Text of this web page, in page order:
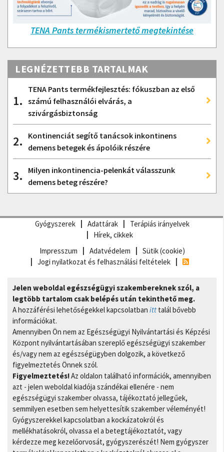
TENA Pants termékismertető megtekintése
LEGNÉZETTEBB TARTALMAK
1.
TENA Pants termékfejlesztés: fókuszban az első
számú felhasználói elvárás, a
szivárgásbiztonság
2.
Kontinenciát segítő tanácsok inkontinens
demens betegek és ápolóik részére
3.
Milyen inkontinencia-pelenkát válasszunk
demens beteg részére?
Gyógyszerek Adattárak
Terápiás irányelvek
Hírek, cikkek
Impresszum
Adatvédelem
Sütik (cookie)
Jogi nyilatkozat és felhasználási feltételek
Jelen weboldal egészségügyi szakembereknek szól, a
legtöbb tartalom csak belépés után tekinthető meg.
A hozzáférési lehetőségekkel kapcsolatban itt talál bővebb
információkat.
Amennyiben Ön nem az Egészségügyi Nyilvántartási és Képzési
Központ nyilvántartásában szereplő egészségügyi szakember
és/vagy nem az egészségügyben dolgozik, a következő
figyelmeztetés Önnek szól.
Figyelmeztetés!Az oldalon található információk, amennyiben
azt - jelen weboldal kiadója szándékai ellenére - nem
egészségügyi szakember olvassa, tájékoztató jellegűek,
semmilyen esetben sem helyettesítik szakember véleményét!
Gyógyszerekkel kapcsolatban a kockázatokról és
mellékhatásokról, olvassa el a betegtájékoztatót, vagy
kérdezze meg kezelőorvosát, gyógyszerészét! Nem gyógyszer